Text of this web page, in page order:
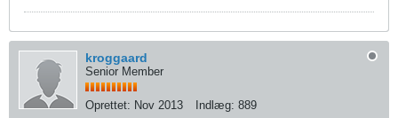
kroggaard
Senior Member
Oprettet: Nov 2013 Indlæg: 889